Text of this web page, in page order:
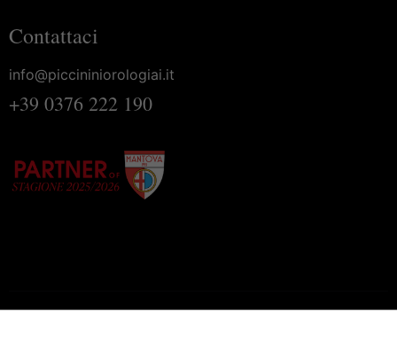
Contattaci
info@piccininiorologiai.it
+39 0376 222 190